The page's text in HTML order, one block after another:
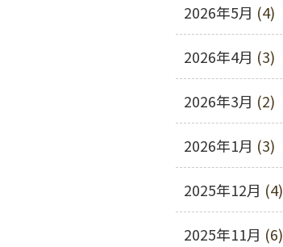
2026年5月 (4)
2026年4月 (3)
2026年3月 (2)
2026年1月 (3)
2025年12月 (4)
2025年11月 (6)